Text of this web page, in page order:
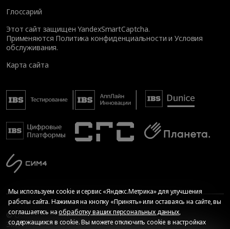
Глоссарий
Этот сайт защищен YandexSmartCaptcha.
Применяются Политика конфиденциальности иУсловия
обслуживания.
Карта сайта
© Общество с ограниченной ответственностью «ИБС
Экспертиза», 2026. Все права защищены
Мы используем cookie и сервис «Яндекс.Метрика» для улучшения
работы сайта. Нажимая на кнопку «Принять» или оставаясь на сайте, вы
соглашаетесь наобработку ваших персональных данных,
содержащихся в cookie. Вы можете отключить cookie в настройках